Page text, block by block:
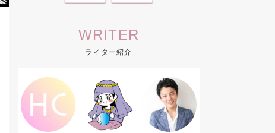
WRITER
ライター紹介